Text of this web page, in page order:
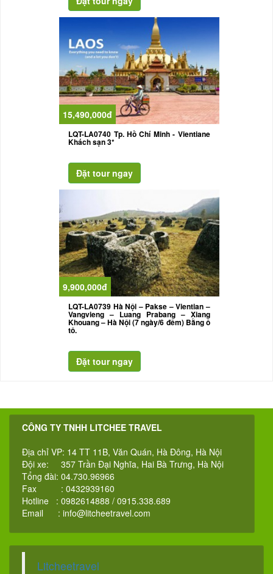
15,490,000đ
LQT-LA0740 Tp. Hồ Chí Minh - Vientiane
Khách sạn 3*
9,900,000đ
LQT-LA0739 Hà Nội – Pakse – Vientian –
Vangvieng – Luang Prabang – Xiang
Khouang – Hà Nội (7 ngày/6 đêm) Bằng ô
tô.
CÔNG TY TNHH LITCHEE TRAVEL
Địa chỉ VP: 14 TT 11B, Văn Quán, Hà Đông, Hà Nội
Đội xe: 357 Trần Đại Nghĩa, Hai Bà Trưng, Hà Nội
Tổng đài: 04.730.96966
Fax : 0432939160
Hotline : 0982614888 / 0915.338.689
Email : info@litcheetravel.com
Litcheetravel